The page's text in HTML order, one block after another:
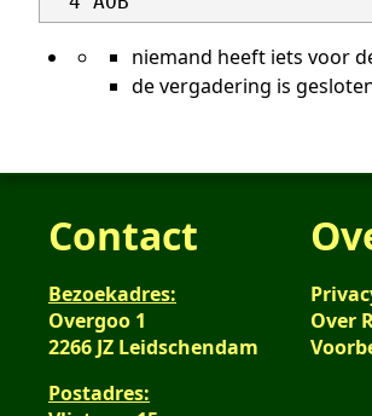
niemand heeft iets voor
de vergadering is
Contact
Bezoekadres:
Overgoo 1
2266 JZ Leidschendam
Postadres:
Over